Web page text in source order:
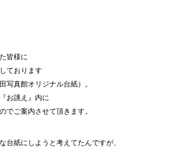
皆様に
ております
写真館オリジナル台紙）。
お誂え』内に
でご案内させて頂きます。
台紙にしようと考えてたんですが、